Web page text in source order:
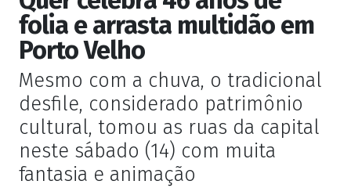
folia e arrasta multidão em
Porto Velho
Mesmo com a chuva, o tradicional
desfile, considerado patrimônio
cultural, tomou as ruas da capital
neste sábado (14) com muita
fantasia e animação